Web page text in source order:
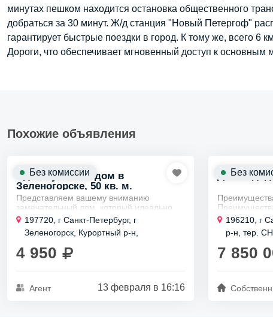
минутах пешком находится остановка общественного
добраться за 30 минут. Ж/д станция "Новый Петергоф"
гарантирует быстрые поездки в город. К тому же, всего 6
Дороги, что обеспечивает мгновенный доступ к
Похожие объявления
Сдаем уютный дом в
Зеленогорске, 50 кв. м.
Представляем вашему вниманию
замечательный дом, который идеально
подходит для комфортного проживания
до 4 человек.
Каждая деталь этого уютного жилища
была...
197720, г Санкт-Петербург, г
Зеленогорск, Курортный р-н,
4 950
Агент 13 февраля в 16:16
Без комиссии Дом отд.
Близость
196210, г
р-н, тер.
7 850
Без